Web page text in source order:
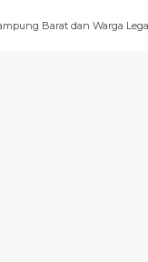
Barat dan Warga